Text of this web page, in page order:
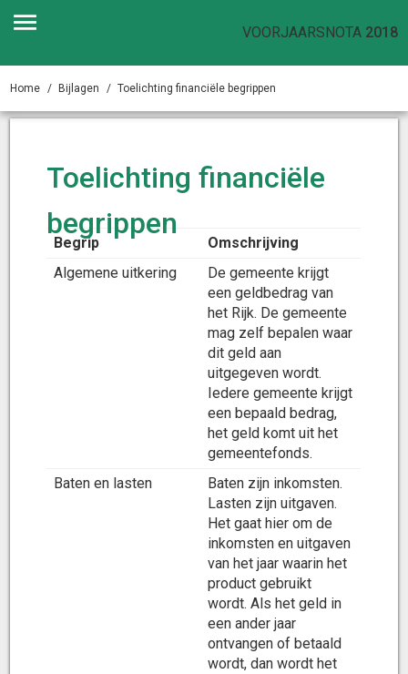
VOORJAARSNOTA 2018
Home Bijlagen Toelichting financiële begrippen
Toelichting financiële
begrippen
Begrip
Omschrijving
Algemene uitkering
De gemeente krijgt
een geldbedrag van
het Rijk. De gemeente
mag zelf bepalen waar
dit geld aan
uitgegeven wordt.
Iedere gemeente krijgt
een bepaald bedrag,
het geld komt uit het
gemeentefonds.
Baten en lasten
Baten zijn inkomsten.
Lasten zijn uitgaven.
Het gaat hier om de
inkomsten en uitgaven
van het jaar waarin het
product gebruikt
wordt. Als het geld in
een ander jaar
ontvangen of betaald
wordt, dan wordt het